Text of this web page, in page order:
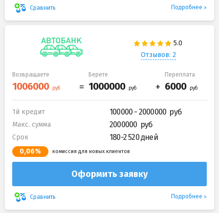
Сравнить Подробнее
Отзывов: 2
Возвращаете Берете Переплата
1й кредит 100000 - 2000000
Макс. сумма 2000000
Срок 180-2 520 дней
0,06% комиссия для новых клиентов
Оформить заявку
Сравнить Подробнее